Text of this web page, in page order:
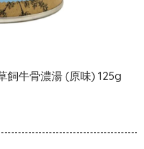
飼牛骨濃湯 (原味) 125g